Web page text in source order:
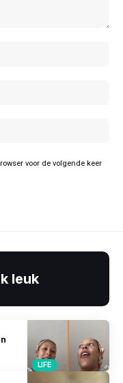
voor de volgende keer
leuk
LIFE